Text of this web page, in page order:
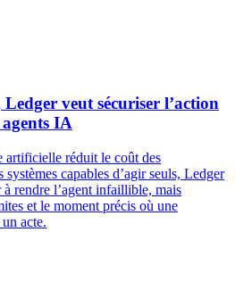
veut sécuriser l’action
agents IA
artificielle réduit le coût des
capables d’agir seuls, Ledger
rendre l’agent infaillible, mais
et le moment précis où une
acte.